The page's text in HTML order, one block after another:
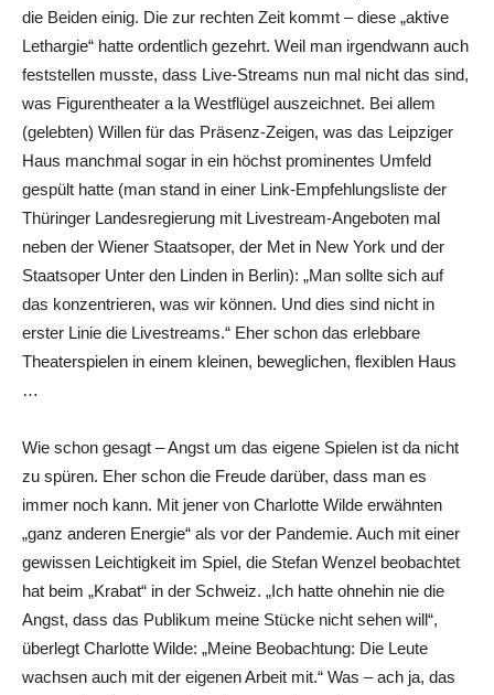
die Beiden einig. Die zur rechten Zeit kommt – diese „aktive
Lethargie“ hatte ordentlich gezehrt. Weil man irgendwann auch
feststellen musste, dass Live-Streams nun mal nicht das sind,
was Figurentheater a la Westflügel auszeichnet. Bei allem
(gelebten) Willen für das Präsenz-Zeigen, was das Leipziger
Haus manchmal sogar in ein höchst prominentes Umfeld
gespült hatte (man stand in einer Link-Empfehlungsliste der
Thüringer Landesregierung mit Livestream-Angeboten mal
neben der Wiener Staatsoper, der Met in New York und der
Staatsoper Unter den Linden in Berlin): „Man sollte sich auf
das konzentrieren, was wir können. Und dies sind nicht in
erster Linie die Livestreams.“ Eher schon das erlebbare
Theaterspielen in einem kleinen, beweglichen, flexiblen Haus
…
Wie schon gesagt – Angst um das eigene Spielen ist da nicht
zu spüren. Eher schon die Freude darüber, dass man es
immer noch kann. Mit jener von Charlotte Wilde erwähnten
„ganz anderen Energie“ als vor der Pandemie. Auch mit einer
gewissen Leichtigkeit im Spiel, die Stefan Wenzel beobachtet
hat beim „Krabat“ in der Schweiz. „Ich hatte ohnehin nie die
Angst, dass das Publikum meine Stücke nicht sehen will“,
überlegt Charlotte Wilde: „Meine Beobachtung: Die Leute
wachsen auch mit der eigenen Arbeit mit.“ Was – ach ja, das